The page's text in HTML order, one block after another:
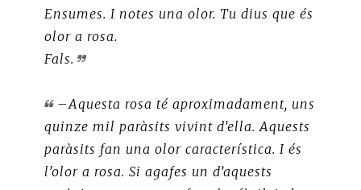
Ensumes. I notes una olor. Tu dius que és
olor a rosa.
Fals.
–Aquesta rosa té aproximadament, uns
quinze mil paràsits vivint d’ella. Aquests
paràsits fan una olor característica. I és
l’olor a rosa. Si agafes un d’aquests